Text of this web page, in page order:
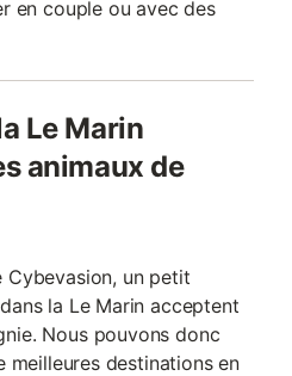
en couple ou avec des
Le Marin
animaux de
Cybevasion, un petit
la Le Marin acceptent
Nous pouvons donc
meilleures destinations en